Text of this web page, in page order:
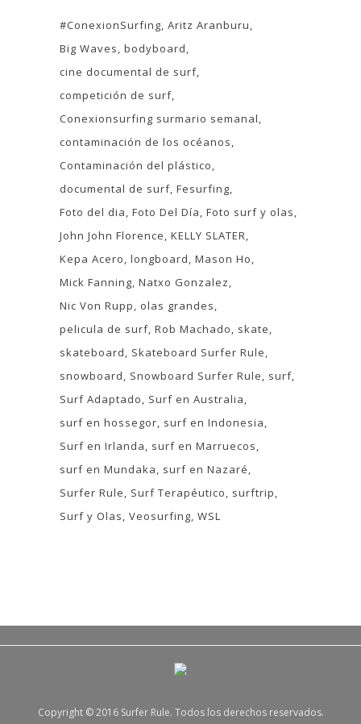
#ConexionSurfing Aritz Aranburu
Big Waves bodyboard
cine documental de surf
competición de surf
Conexionsurfing surmario semanal
contaminación de los océanos
Contaminación del plástico
documental de surf Fesurfing
Foto del dia Foto Del Día Foto surf y olas
John John Florence KELLY SLATER
Kepa Acero longboard Mason Ho
Mick Fanning Natxo Gonzalez
Nic Von Rupp
olas grandes
pelicula de surf Rob Machado
skate
skateboard
Skateboard Surfer Rule
snowboard
Snowboard Surfer Rule
surf
Surf Adaptado
Surf en Australia
surf en hossegor surf en Indonesia
Surf en Irlanda
surf en Marruecos
surf en Mundaka
surf en Nazaré
Surfer Rule
Surf Terapéutico
surftrip
Surf y Olas Veosurfing WSL
Copyright © 2016 Surfer Rule. Todos los derechos reservados.